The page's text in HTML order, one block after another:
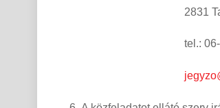
2831 Tarján,
tel.: 06-34/